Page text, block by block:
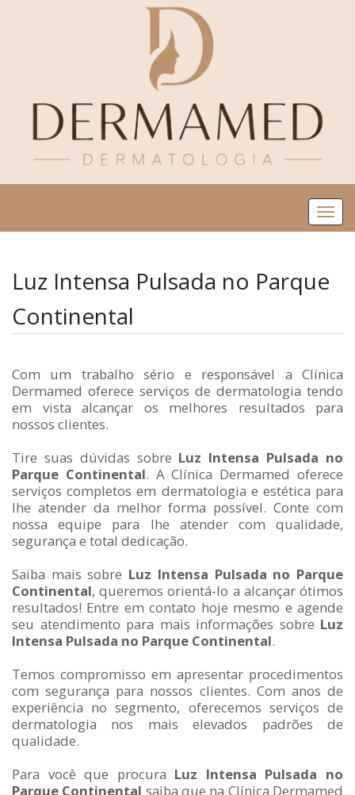
Luz Intensa Pulsada no Parque
Continental
Com um trabalho sério e responsável a Clínica
Dermamed oferece serviços de dermatologia tendo
em vista alcançar os melhores resultados para
nossos clientes.
Tire suas dúvidas sobre Luz Intensa Pulsada no
Parque Continental. A Clínica Dermamed oferece
serviços completos em dermatologia e estética para
lhe atender da melhor forma possível. Conte com
nossa equipe para lhe atender com qualidade,
segurança e total dedicação.
Saiba mais sobre Luz Intensa Pulsada no Parque
Continental, queremos orientá-lo a alcançar ótimos
resultados! Entre em contato hoje mesmo e agende
seu atendimento para mais informações sobre Luz
Intensa Pulsada no Parque Continental.
Temos compromisso em apresentar procedimentos
com segurança para nossos clientes. Com anos de
experiência no segmento, oferecemos serviços de
dermatologia nos mais elevados padrões de
qualidade.
Para você que procura Luz Intensa Pulsada no
Parque Continental saiba que na Clínica Dermamed